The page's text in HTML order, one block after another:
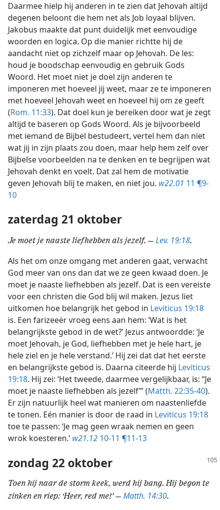
Daarmee hielp hij anderen in te zien dat Jehovah altijd
degenen beloont die hem net als Job loyaal blijven.
Jakobus maakte dat punt duidelijk met eenvoudige
woorden en logica. Op die manier richtte hij de
aandacht niet op zichzelf maar op Jehovah. De les:
houd je boodschap eenvoudig en gebruik Gods
Woord. Het moet niet je doel zijn anderen te
imponeren met hoeveel jij weet, maar ze te imponeren
met hoeveel Jehovah weet en hoeveel hij om ze geeft
(Rom. 11:33). Dat doel kun je bereiken door wat je zegt
altijd te baseren op Gods Woord. Als je bijvoorbeeld
met iemand de Bijbel bestudeert, vertel hem dan niet
wat jij in zijn plaats zou doen, maar help hem zelf over
Bijbelse voorbeelden na te denken en te begrijpen wat
Jehovah denkt en voelt. Dat zal hem de motivatie
geven Jehovah blij te maken, en niet jou. w22.01 11 ¶9-
10
zaterdag 21 oktober
Je moet je naaste liefhebben als jezelf. — Lev. 19:18.
Als het om onze omgang met anderen gaat, verwacht
God meer van ons dan dat we ze geen kwaad doen. Je
moet je naaste liefhebben als jezelf. Dat is een vereiste
voor een christen die God blij wil maken. Jezus liet
uitkomen hoe belangrijk het gebod in Leviticus 19:18
is. Een farizeeër vroeg eens aan hem: ‘Wat is het
belangrijkste gebod in de wet?’ Jezus antwoordde: ‘Je
moet Jehovah, je God, liefhebben met je hele hart, je
hele ziel en je hele verstand.’ Hij zei dat dat het eerste
en belangrijkste gebod is. Daarna citeerde hij Leviticus
19:18. Hij zei: ‘Het tweede, daarmee vergelijkbaar, is: “Je
moet je naaste liefhebben als jezelf”’ (Matth. 22:35-40).
Er zijn natuurlijk heel wat manieren om naastenliefde
te tonen. Eén manier is door de raad in Leviticus 19:18
toe te passen: ‘Je mag geen wraak nemen en geen
wrok koesteren.’ w21.12 10-11 ¶11-13
zondag 22 oktober
Toen hij naar de storm keek, werd hij bang. Hij begon te
zinken en riep: ‘Heer, red me!’ — Matth. 14:30.